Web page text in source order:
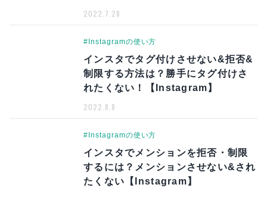
2022.7.28
#Instagramの使い方
インスタでタグ付けさせない&拒否&
制限する方法は？勝手にタグ付けさ
れたくない！【Instagram】
2022.8.8
#Instagramの使い方
インスタでメンションを拒否・制限
するには？メンションさせない&され
たくない【Instagram】